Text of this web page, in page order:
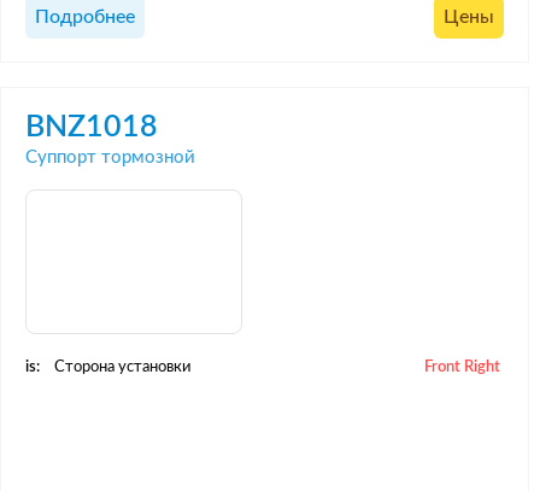
Подробнее Цены
BNZ1018
Суппорт тормозной
is: Сторона установки Front Right